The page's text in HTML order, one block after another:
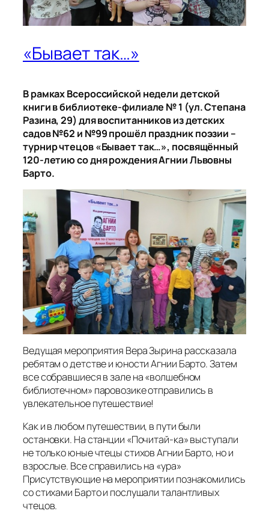
«Бывает так…»
В рамках Всероссийской недели детской
книги в библиотеке-филиале № 1 (ул. Степана
Разина, 29) для воспитанников из детских
садов №62 и №99 прошёл праздник поэзии –
турнир чтецов «Бывает так…», посвящённый
120-летию со дня рождения Агнии Львовны
Барто.
Ведущая мероприятия Вера Зырина рассказала
ребятам о детстве и юности Агнии Барто. Затем
все собравшиеся в зале на «волшебном
библиотечном» паровозике отправились в
увлекательное путешествие!
Как и в любом путешествии, в пути были
остановки. На станции «Почитай-ка» выступали
не только юные чтецы стихов Агнии Барто, но и
взрослые. Все справились на «ура»
Присутствующие на мероприятии познакомились
со стихами Барто и послушали талантливых
чтецов.